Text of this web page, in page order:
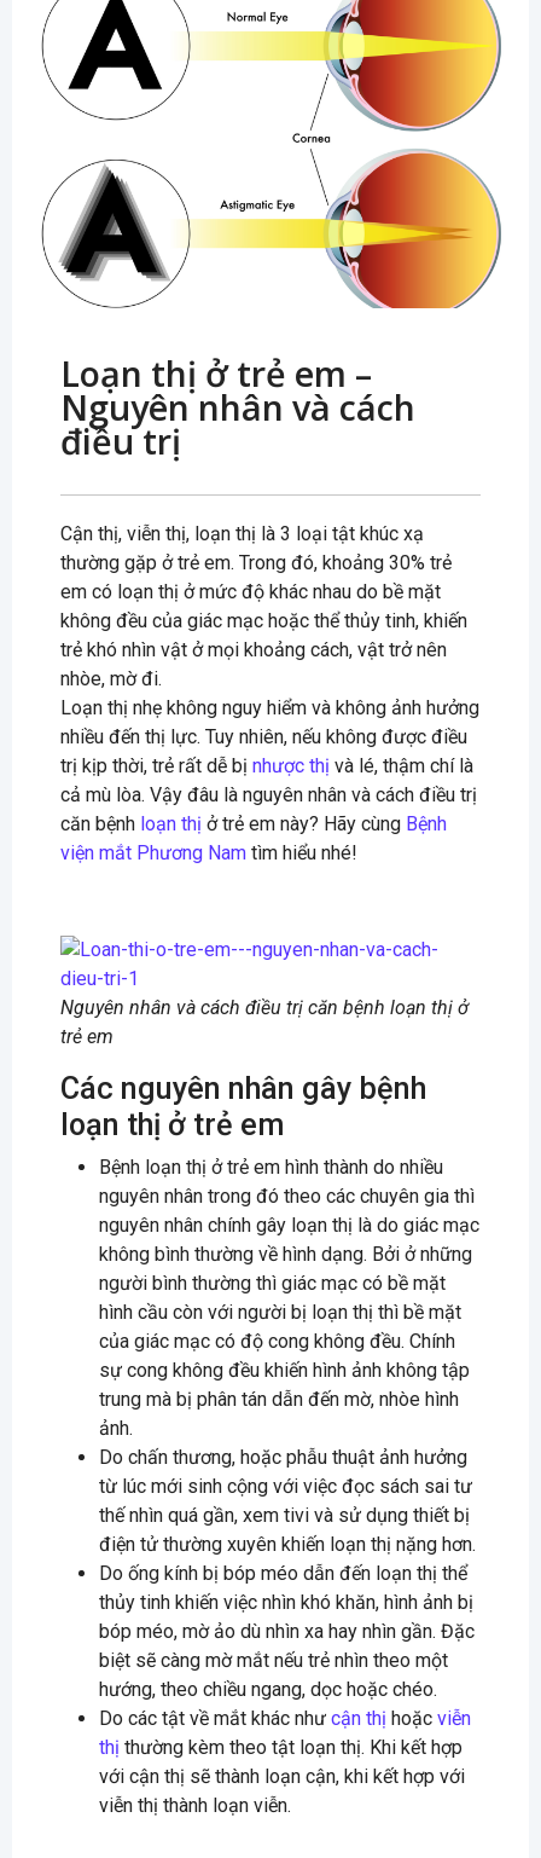
Loạn thị ở trẻ em –
Nguyên nhân và cách
điều trị
Cận thị, viễn thị, loạn thị là 3 loại tật khúc xạ
thường gặp ở trẻ em. Trong đó, khoảng 30% trẻ
em có loạn thị ở mức độ khác nhau do bề mặt
không đều của giác mạc hoặc thể thủy tinh, khiến
trẻ khó nhìn vật ở mọi khoảng cách, vật trở nên
nhòe, mờ đi.
Loạn thị nhẹ không nguy hiểm và không ảnh hưởng
nhiều đến thị lực. Tuy nhiên, nếu không được điều
trị kịp thời, trẻ rất dễ bị nhược thị và lé, thậm chí là
cả mù lòa. Vậy đâu là nguyên nhân và cách điều trị
căn bệnh loạn thị ở trẻ em này? Hãy cùng Bệnh
viện mắt Phương Nam tìm hiểu nhé!
Nguyên nhân và cách điều trị căn bệnh loạn thị ở
trẻ em
Các nguyên nhân gây bệnh
loạn thị ở trẻ em
Bệnh loạn thị ở trẻ em hình thành do nhiều
nguyên nhân trong đó theo các chuyên gia thì
nguyên nhân chính gây loạn thị là do giác mạc
không bình thường về hình dạng. Bởi ở những
người bình thường thì giác mạc có bề mặt
hình cầu còn với người bị loạn thị thì bề mặt
của giác mạc có độ cong không đều. Chính
sự cong không đều khiến hình ảnh không tập
trung mà bị phân tán dẫn đến mờ, nhòe hình
ảnh.
Do chấn thương, hoặc phẫu thuật ảnh hưởng
từ lúc mới sinh cộng với việc đọc sách sai tư
thế nhìn quá gần, xem tivi và sử dụng thiết bị
điện tử thường xuyên khiến loạn thị nặng hơn.
Do ống kính bị bóp méo dẫn đến loạn thị thể
thủy tinh khiến việc nhìn khó khăn, hình ảnh bị
bóp méo, mờ ảo dù nhìn xa hay nhìn gần. Đặc
biệt sẽ càng mờ mắt nếu trẻ nhìn theo một
hướng, theo chiều ngang, dọc hoặc chéo.
Do các tật về mắt khác như cận thị hoặc viễn
thị thường kèm theo tật loạn thị. Khi kết hợp
với cận thị sẽ thành loạn cận, khi kết hợp với
viễn thị thành loạn viễn.